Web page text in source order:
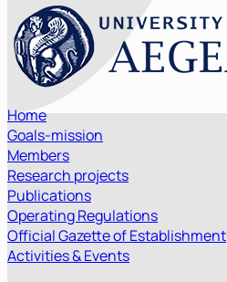
Home
Goals-mission
Members
Research projects
Publications
Operating Regulations
Official Gazette of Establishment
Activities & Events